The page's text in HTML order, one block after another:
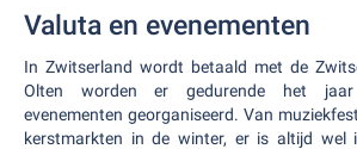
Valuta en evenementen
In Zwitserland wordt betaald met de
Olten worden er gedurende het jaar
evenementen georganiseerd. Van
kerstmarkten in de winter, er is altijd wel